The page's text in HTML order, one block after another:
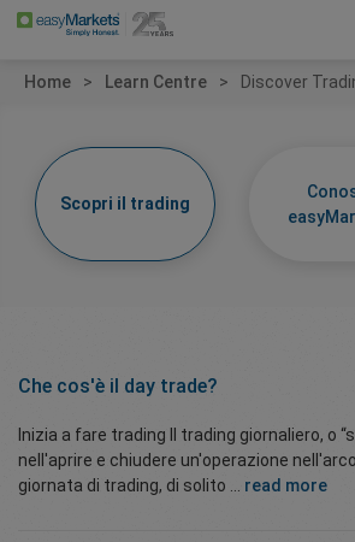
Home Learn Centre Discover
Scopri il trading
Che cos'è il day trade?
Inizia a fare trading Il trading giornaliero, o
nell'aprire e chiudere un'operazione
giornata di trading, di solito ... read more